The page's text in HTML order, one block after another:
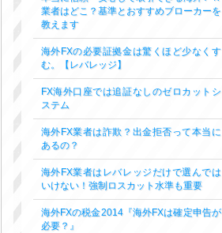
業者はどこ？基準とおすすめブローカーを
教えます
海外FXの必要証拠金は驚くほど少なくす
む。【レバレッジ】
FX海外口座では追証なしのゼロカットシ
ステム
海外FX業者は詐欺？出金拒否って本当に
あるの？
海外FX業者はレバレッジだけで選んでは
いけない！強制ロスカット水準も重要
海外FXの税金2014『海外FXは確定申告が
必要？』